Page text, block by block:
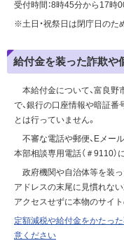
受付時間：8時45分から17時
※土日・祝祭日は閉庁日のた
給付金を装った詐欺や
本給付金について、富良野
で、銀行の口座情報や暗証
とは行っていません。
不審な電話や郵便、Eメー
本部相談専用電話（＃9110）
政府機関や自治体等を装
アドレスの末尾に見慣れな
アクセスせずに本物のサイ
定額減税や給付金をかたっ
意ください